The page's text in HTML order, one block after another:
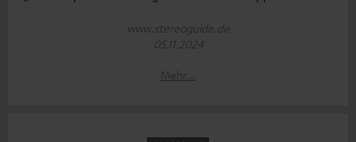
www.stereoguide.de
05.11.2024
Mehr...